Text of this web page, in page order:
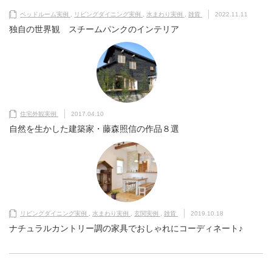
ベッドルーム実例 リビングダイニング実例 水まわり実例 雑貨 2022.11.11
独自の世界観 スチームパンクのインテリア
住宅外観実例 2017.04.10
自然を生かした建築家・藤森照信の作品８選
リビングダイニング実例 水まわり実例 玄関実例 雑貨 2019.10.18
ナチュラルカントリー調の家具でおしゃれにコーディネート♪